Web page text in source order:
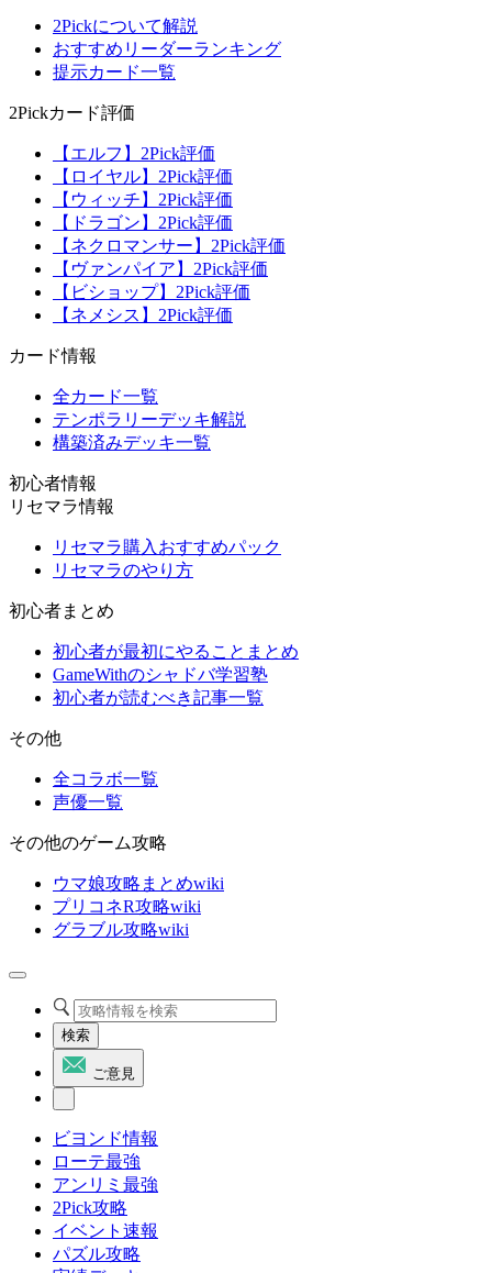
2Pickについて解説
おすすめリーダーランキング
提示カード一覧
2Pickカード評価
【エルフ】2Pick評価
【ロイヤル】2Pick評価
【ウィッチ】2Pick評価
【ドラゴン】2Pick評価
【ネクロマンサー】2Pick評価
【ヴァンパイア】2Pick評価
【ビショップ】2Pick評価
【ネメシス】2Pick評価
カード情報
全カード一覧
テンポラリーデッキ解説
構築済みデッキ一覧
初心者情報
リセマラ情報
リセマラ購入おすすめパック
リセマラのやり方
初心者まとめ
初心者が最初にやることまとめ
GameWithのシャドバ学習塾
初心者が読むべき記事一覧
その他
全コラボ一覧
声優一覧
その他のゲーム攻略
ウマ娘攻略まとめwiki
プリコネR攻略wiki
グラブル攻略wiki
検索
ご意見
ビヨンド情報
ローテ最強
アンリミ最強
2Pick攻略
イベント速報
パズル攻略